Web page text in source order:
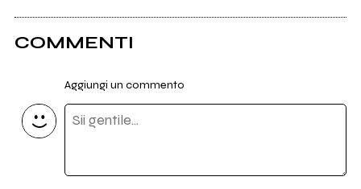
COMMENTI
Aggiungi un commento